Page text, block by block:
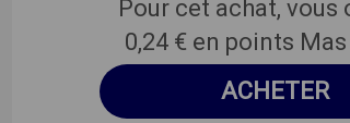
Pour cet achat, vous
0,24 € en points
ACHETER